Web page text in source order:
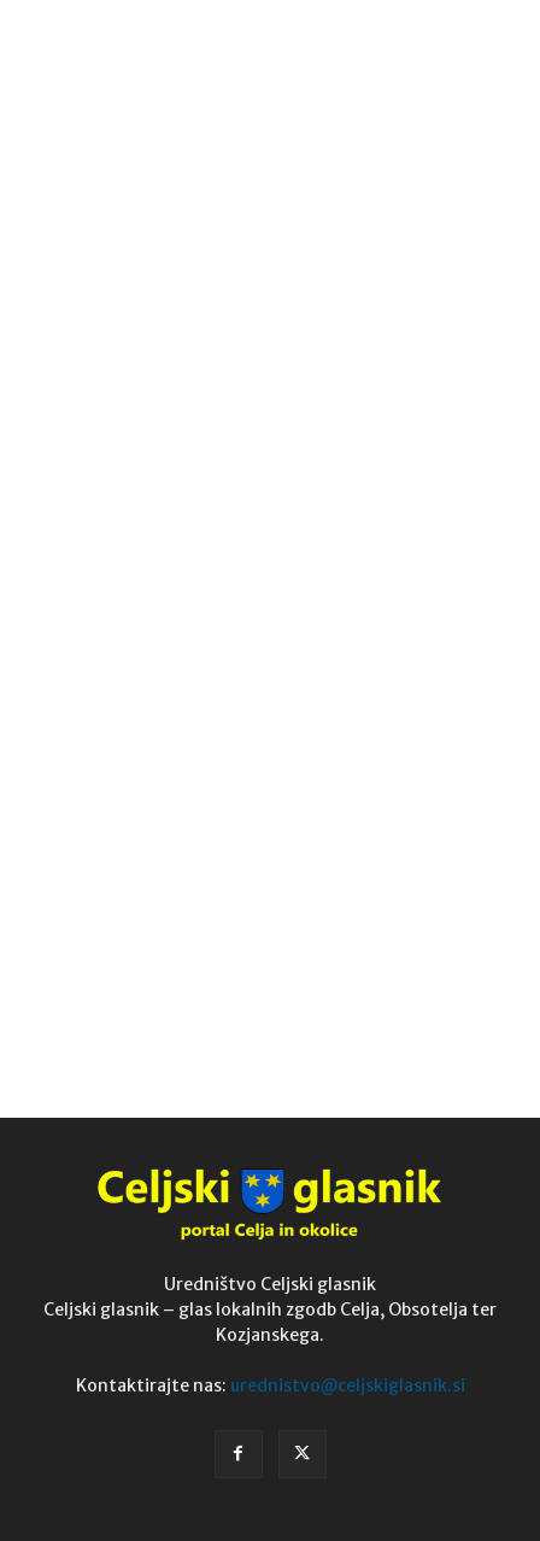
Uredništvo Celjski glasnik
Celjski glasnik – glas lokalnih zgodb Celja, Obsotelja ter
Kozjanskega.
Kontaktirajte nas: urednistvo@celjskiglasnik.si